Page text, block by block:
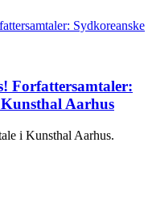
Forfattersamtaler:
Aarhus
i Kunsthal Aarhus.